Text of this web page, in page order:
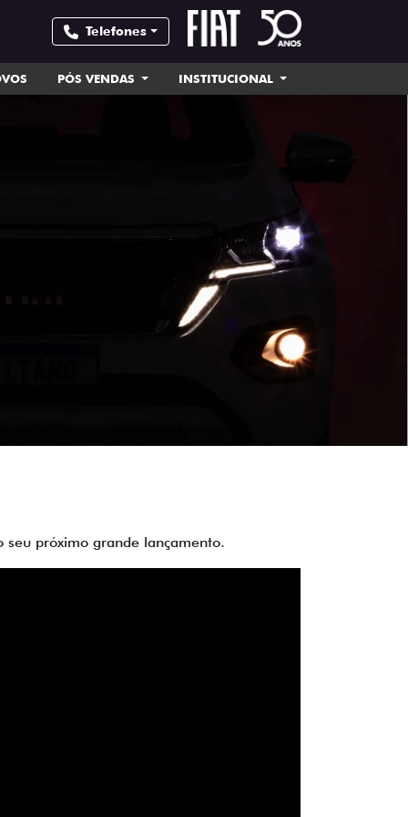
Telefones
PÓS VENDAS INSTITUCIONAL
próximo grande lançamento.